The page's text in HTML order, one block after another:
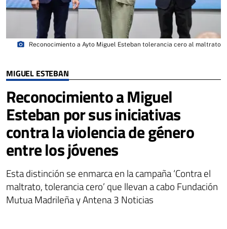
MIGUEL ESTEBAN
Reconocimiento a Miguel
Esteban por sus iniciativas
contra la violencia de género
entre los jóvenes
Esta distinción se enmarca en la campaña ‘Contra el
maltrato, tolerancia cero’ que llevan a cabo Fundación
Mutua Madrileña y Antena 3 Noticias
photo_camera Reconocimiento a Ayto Miguel Esteban tolerancia cero al maltrato